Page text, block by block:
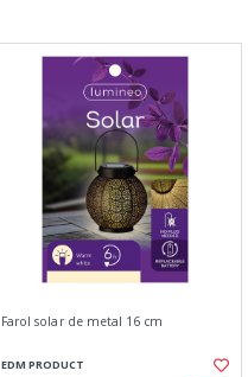
Farol solar de metal 16 cm
EDM PRODUCT